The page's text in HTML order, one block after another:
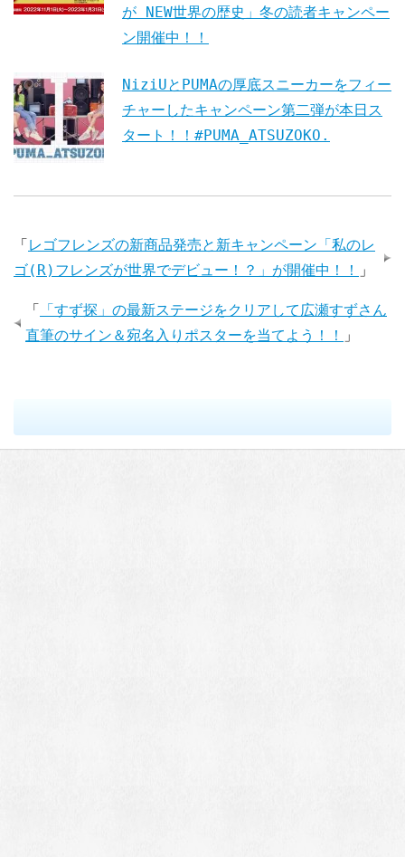
が NEW世界の歴史」冬の読者キャンペー
ン開催中！！
NiziUとPUMAの厚底スニーカーをフィー
チャーしたキャンペーン第二弾が本日ス
タート！！#PUMA_ATSUZOKO.
「 レゴフレンズの新商品発売と新キャンペーン「私のレ
ゴ(R)フレンズが世界でデビュー！？」が開催中！！
」
「
「すず探」の最新ステージをクリアして広瀬すずさん
直筆のサイン＆宛名入りポスターを当てよう！！
」